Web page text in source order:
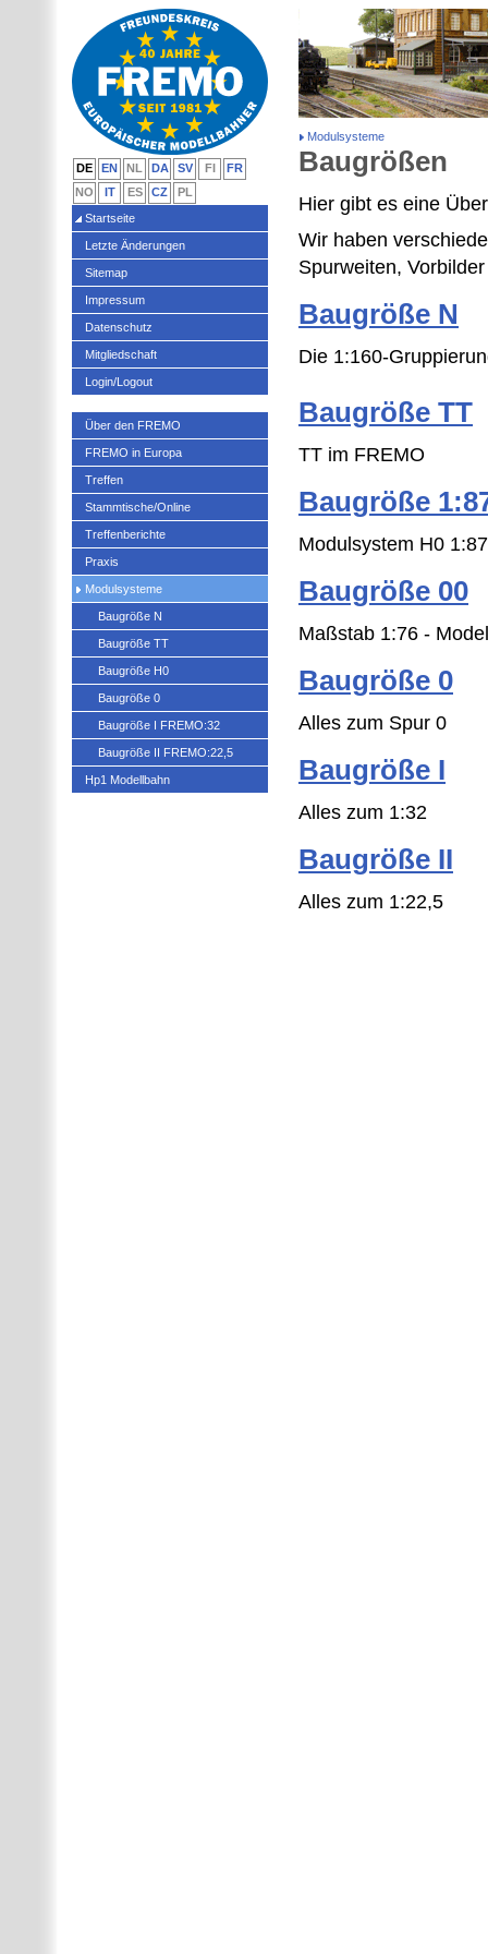
Modulsysteme
Baugrößen
Hier gibt es eine
Wir haben
Spurweiten,
Baugröße N
Die 1:160-
Baugröße TT
TT im FREMO
Baugröße
Modulsystem H0 1:87
Baugröße 00
Maßstab 1:76 -
Baugröße 0
Alles zum Spur 0
Baugröße I
Alles zum 1:32
Baugröße II
Alles zum 1:22,5
DE EN NL DA SV FI
FR
NO
IT ES CZ
PL
Startseite
Letzte Änderungen
Sitemap
Impressum
Datenschutz
Mitgliedschaft
Login/Logout
Über den FREMO
FREMO in Europa
Treffen
Stammtische/Online
Treffenberichte
Praxis
Modulsysteme
Baugröße N
Baugröße TT
Baugröße H0
Baugröße 0
Baugröße I FREMO:32
Baugröße II FREMO:22,5
Hp1 Modellbahn